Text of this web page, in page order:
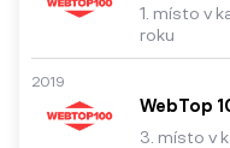
1. místo v
roku
2019
WebTop
3. místo v